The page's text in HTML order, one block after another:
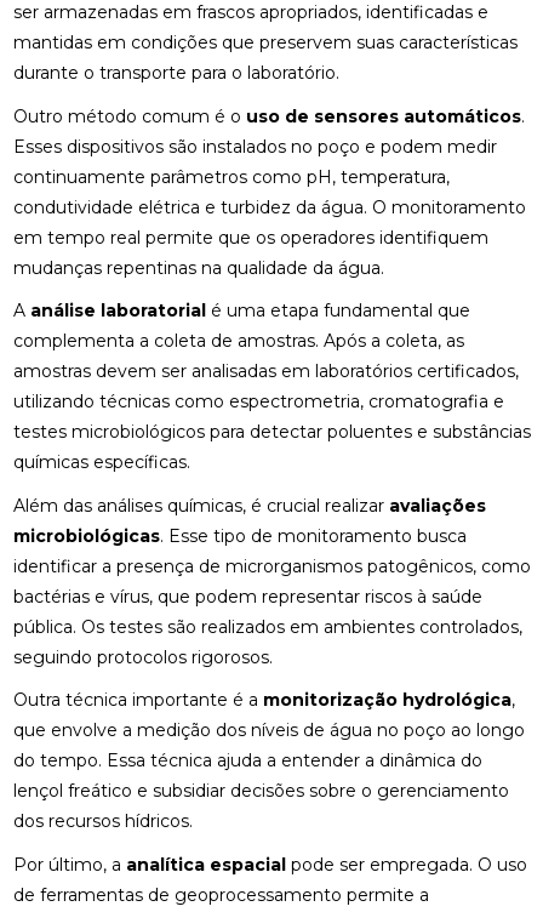
ser armazenadas em frascos apropriados, identificadas e
mantidas em condições que preservem suas características
durante o transporte para o laboratório.
Outro método comum é o uso de sensores automáticos.
Esses dispositivos são instalados no poço e podem medir
continuamente parâmetros como pH, temperatura,
condutividade elétrica e turbidez da água. O monitoramento
em tempo real permite que os operadores identifiquem
mudanças repentinas na qualidade da água.
A análise laboratorialé uma etapa fundamental que
complementa a coleta de amostras. Após a coleta, as
amostras devem ser analisadas em laboratórios certificados,
utilizando técnicas como espectrometria, cromatografia e
testes microbiológicos para detectar poluentes e substâncias
químicas específicas.
Além das análises químicas, é crucial realizar avaliações
microbiológicas. Esse tipo de monitoramento busca
identificar a presença de microrganismos patogênicos, como
bactérias e vírus, que podem representar riscos à saúde
pública. Os testes são realizados em ambientes controlados,
seguindo protocolos rigorosos.
Outra técnica importante é a monitorização hydrológica,
que envolve a medição dos níveis de água no poço ao longo
do tempo. Essa técnica ajuda a entender a dinâmica do
lençol freático e subsidiar decisões sobre o gerenciamento
dos recursos hídricos.
Por último, a analítica espacialpode ser empregada. O uso
de ferramentas de geoprocessamento permite a